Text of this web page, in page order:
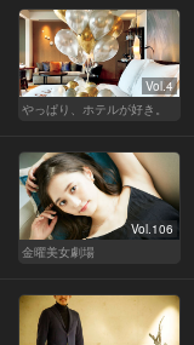
Vol.4
やっぱり、ホテルが好き。
Vol.106
金曜美女劇場